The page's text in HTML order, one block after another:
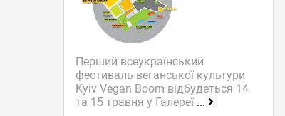
Перший всеукраїнський
фестиваль веганської культури
Kyiv Vegan Boom відбудеться 14
та 15 травня у Галереї ...